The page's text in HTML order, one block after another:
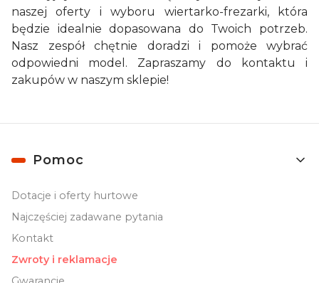
naszej oferty i wyboru wiertarko-frezarki, która
będzie idealnie dopasowana do Twoich potrzeb.
Nasz zespół chętnie doradzi i pomoże wybrać
odpowiedni model. Zapraszamy do kontaktu i
zakupów w naszym sklepie!
Linki w stopce
Pomoc
Dotacje i oferty hurtowe
Najczęściej zadawane pytania
Kontakt
Zwroty i reklamacje